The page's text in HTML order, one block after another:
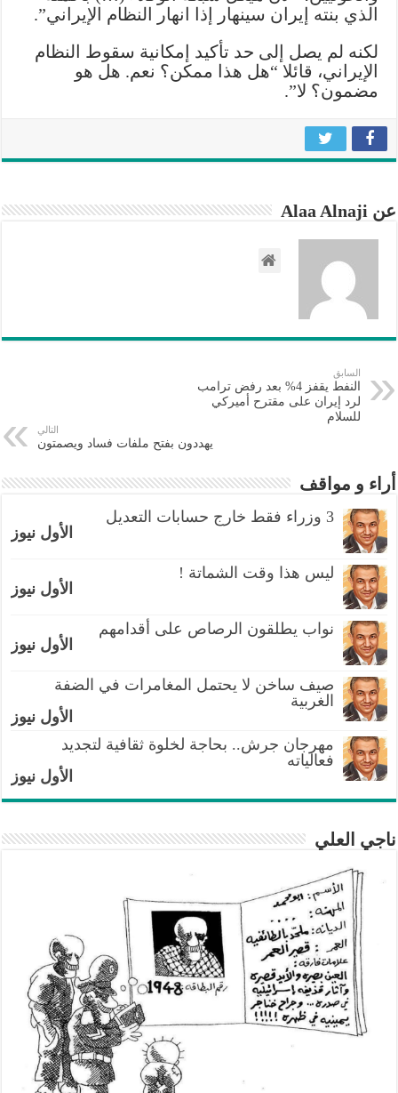
الذي بنته إيران سينهار إذا انهار النظام الإيراني”.
لكنه لم يصل إلى حد تأكيد إمكانية سقوط النظام
الإيراني، قائلا “هل هذا ممكن؟ نعم. هل هو
مضمون؟ لا”.
عن Alaa Alnaji
السابق
النفط يقفز 4% بعد رفض ترامب
لرد إيران على مقترح أميركي
للسلام
التالي
يهددون بفتح ملفات فساد ويصمتون
أراء و مواقف
3 وزراء فقط خارج حسابات التعديل
الأول نيوز
ليس هذا وقت الشماتة !
الأول نيوز
نواب يطلقون الرصاص على أقدامهم
الأول نيوز
صيف ساخن لا يحتمل المغامرات في الضفة
الغربية
الأول نيوز
مهرجان جرش.. بحاجة لخلوة ثقافية لتجديد
فعالياته
الأول نيوز
ناجي العلي